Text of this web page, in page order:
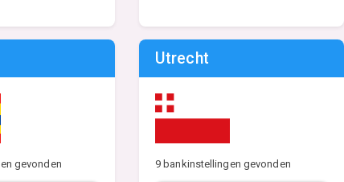
gevonden
Utrecht
9 bankinstellingen gevonden